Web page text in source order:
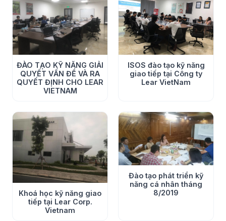
Khi tư vấn hay đào tạo tại các Doanh nghiệp Nhật, vào
giờ break time/lunch time mình luôn bảo các cấp Quản lý
ĐÀO TẠO KỸ NĂNG GIẢI
QUYẾT VẤN ĐỀ VÀ RA
QUYẾT ĐỊNH CHO LEAR
VIETNAM
ISOS đào tạo kỹ năng
giao tiếp tại Công ty
Lear VietNam
Khoá học kỹ năng giao
tiếp tại Lear Corp.
Vietnam
Đào tạo phát triển kỹ
năng cá nhân tháng
8/2019